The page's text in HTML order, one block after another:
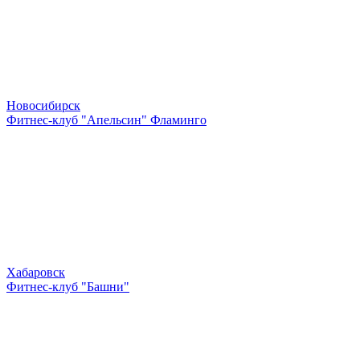
Новосибирск
Фитнес-клуб "Апельсин" Фламинго
Хабаровск
Фитнес-клуб "Башни"